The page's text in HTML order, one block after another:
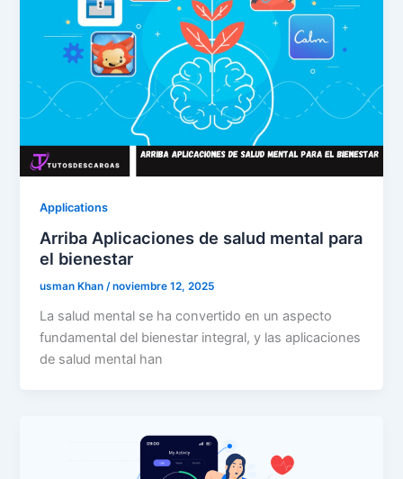
Applications
Arriba Aplicaciones de salud mental para
el bienestar
usman Khan/noviembre 12, 2025
La salud mental se ha convertido en un aspecto
fundamental del bienestar integral, y las aplicaciones
de salud mental han